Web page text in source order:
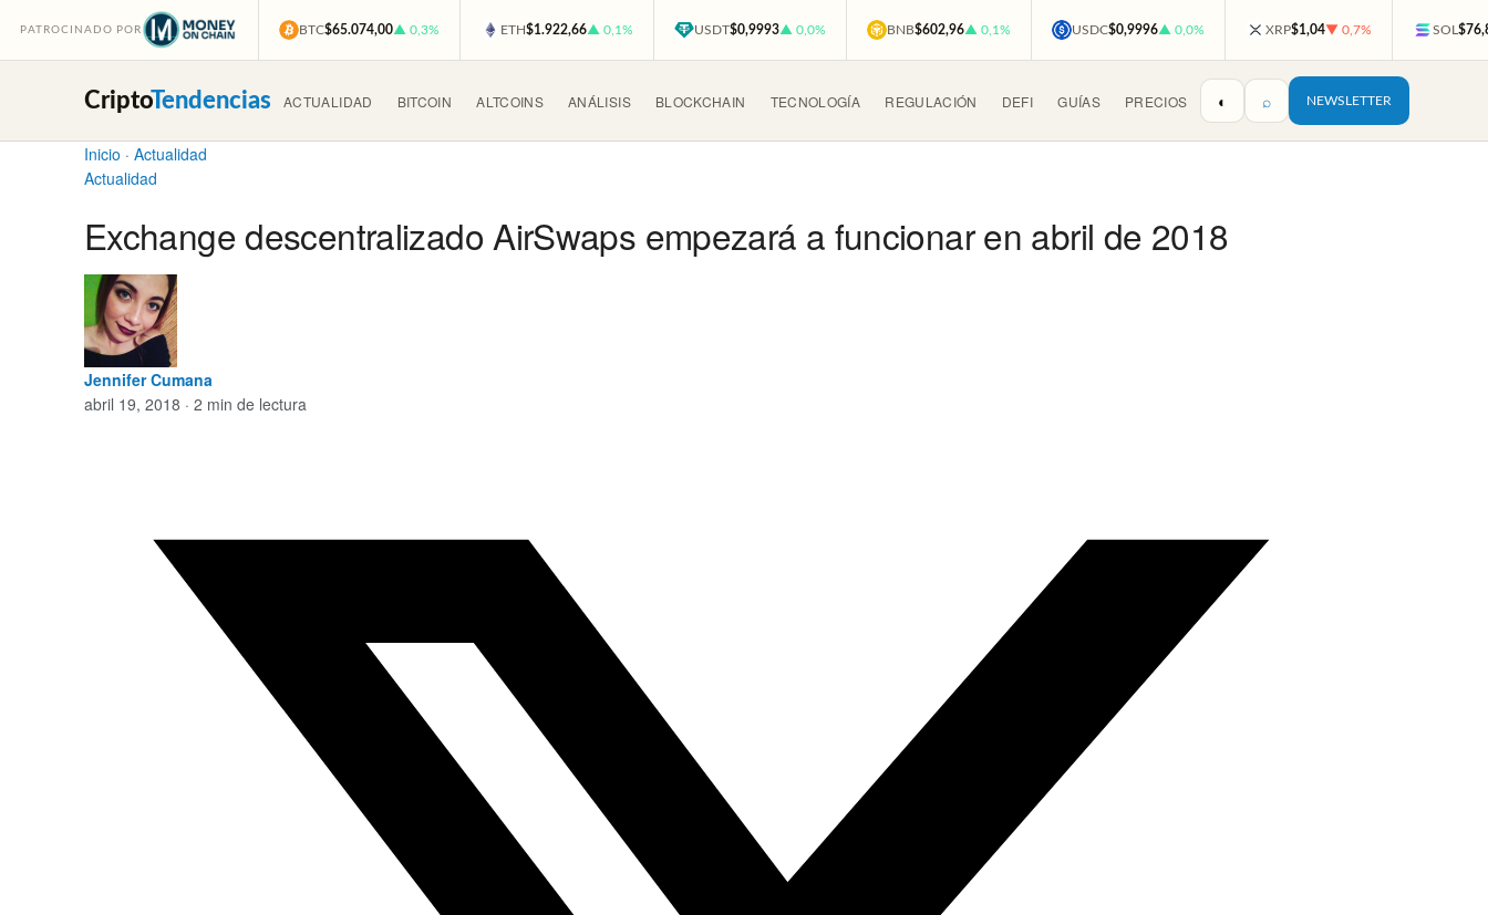
PATROCINADO POR BTC$65.074,00▲ 0,3% ETH$1.922,66▲ 0,1% USDT$0,9993▲ 0,0% BNB$602,96▲ 0,1% USDC$0,9996▲ 0,0% XRP$1,04▼ 0,7% SOL
CriptoTendencias ACTUALIDAD BITCOIN ALTCOINS ANÁLISIS BLOCKCHAIN TECNOLOGÍA REGULACIÓN DEFI GUÍAS PRECIOS ◐ ⌕ NEWSLETTER
Inicio · Actualidad
Actualidad
Exchange descentralizado AirSwaps empezará a funcionar en abril de 2018
Jennifer Cumana
abril 19, 2018 · 2 min de lectura